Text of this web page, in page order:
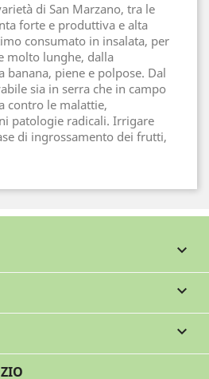
di San Marzano, tra le
forte e produttiva e alta
consumato in insalata, per
molto lunghe, dalla
banana, piene e polpose. Dal
sia in serra che in campo
contro le malattie,
patologie radicali. Irrigare
di ingrossamento dei frutti,


